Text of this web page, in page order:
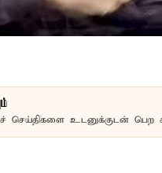
செய்திகளை உடனுக்குடன் பெற